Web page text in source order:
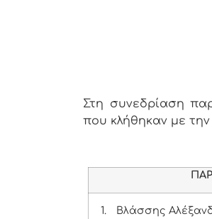
Στη συνεδρίαση
που κλήθηκαν με
1. Βλάσσης